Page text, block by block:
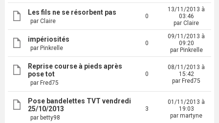
Les fils ne se résorbent pas
par Claire
0
13/11/2013 à
03:46
par Claire
impériosités
par Pinkrelle
0
09/11/2013 à
09:20
par Pinkrelle
Reprise course à pieds après
pose tot
par Fred75
0
08/11/2013 à
15:42
par Fred75
Pose bandelettes TVT vendredi
25/10/2013
par betty98
3
01/11/2013 à
19:03
par martyne